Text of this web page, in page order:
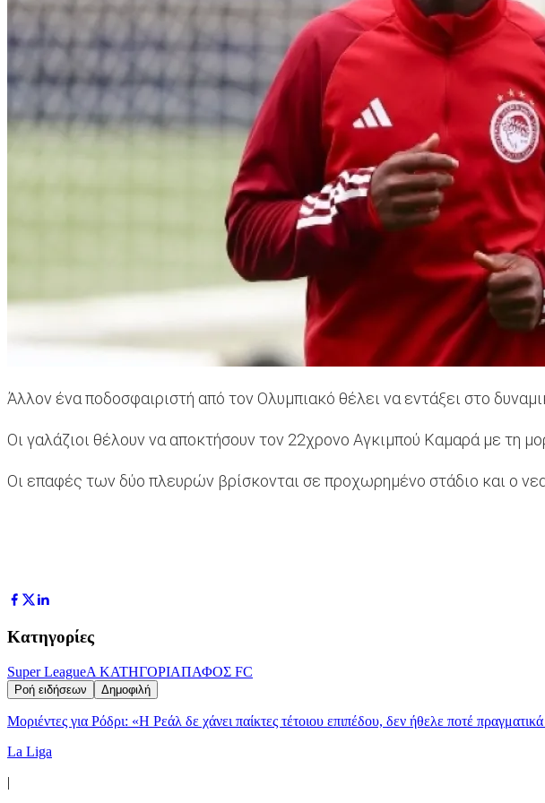
Άλλον ένα ποδοσφαιριστή από τον Ολυμπιακό θέλει να εντάξει στο
Οι γαλάζιοι θέλουν να αποκτήσουν τον 22χρονο Αγκιμπού Καμαρά με τη
Οι επαφές των δύο πλευρών βρίσκονται σε προχωρημένο στάδιο και ο
Κατηγορίες
Super LeagueΑ ΚΑΤΗΓΟΡΙΑΠΑΦΟΣ FC
Ροή ειδήσεων Δημοφιλή
Μοριέντες για Ρόδρι: «Η Ρεάλ δε χάνει παίκτες τέτοιου επιπέδου, δεν ήθελε ποτέ
La Liga
|